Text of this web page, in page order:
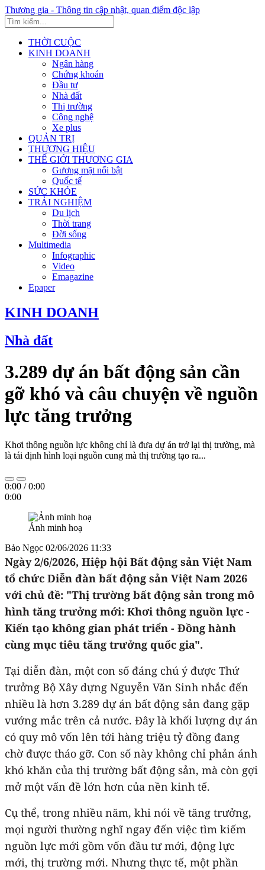
Thương gia - Thông tin cập nhật, quan điểm độc lập
THỜI CUỘC
KINH DOANH
Ngân hàng
Chứng khoán
Đầu tư
Nhà đất
Thị trường
Công nghệ
Xe plus
QUẢN TRỊ
THƯƠNG HIỆU
THẾ GIỚI THƯƠNG GIA
Gương mặt nổi bật
Quốc tế
SỨC KHỎE
TRẢI NGHIỆM
Du lịch
Thời trang
Đời sống
Multimedia
Infographic
Video
Emagazine
Epaper
KINH DOANH
Nhà đất
3.289 dự án bất động sản cần
gỡ khó và câu chuyện về nguồn
lực tăng trưởng
Khơi thông nguồn lực không chỉ là đưa dự án trở lại thị trường, mà
là tái định hình loại nguồn cung mà thị trường tạo ra...
0:00 /0:00
0:00
Ảnh minh hoạ
Bảo Ngọc 02/06/2026 11:33
Ngày 2/6/2026, Hiệp hội Bất động sản Việt Nam
tổ chức Diễn đàn bất động sản Việt Nam 2026
với chủ đề: "Thị trường bất động sản trong mô
hình tăng trưởng mới: Khơi thông nguồn lực -
Kiến tạo không gian phát triển - Đồng hành
cùng mục tiêu tăng trưởng quốc gia".
Tại diễn đàn, một con số đáng chú ý được Thứ
trưởng Bộ Xây dựng Nguyễn Văn Sinh nhắc đến
nhiều là hơn 3.289 dự án bất động sản đang gặp
vướng mắc trên cả nước. Đây là khối lượng dự án
có quy mô vốn lên tới hàng triệu tỷ đồng đang
chờ được tháo gỡ. Con số này không chỉ phản ánh
khó khăn của thị trường bất động sản, mà còn gợi
mở một vấn đề lớn hơn của nền kinh tế.
Cụ thể, trong nhiều năm, khi nói về tăng trưởng,
mọi người thường nghĩ ngay đến việc tìm kiếm
nguồn lực mới gồm vốn đầu tư mới, động lực
mới, thị trường mới. Nhưng thực tế, một phần